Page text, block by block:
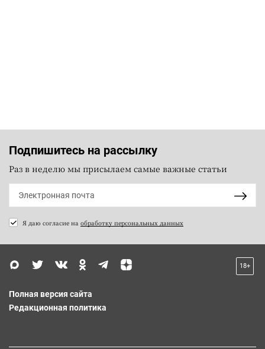
Подпишитесь на рассылку
Раз в неделю мы присылаем самые важные статьи
Я даю согласие на обработку персональных данных
18+
Полная версия сайта
Редакционная политика